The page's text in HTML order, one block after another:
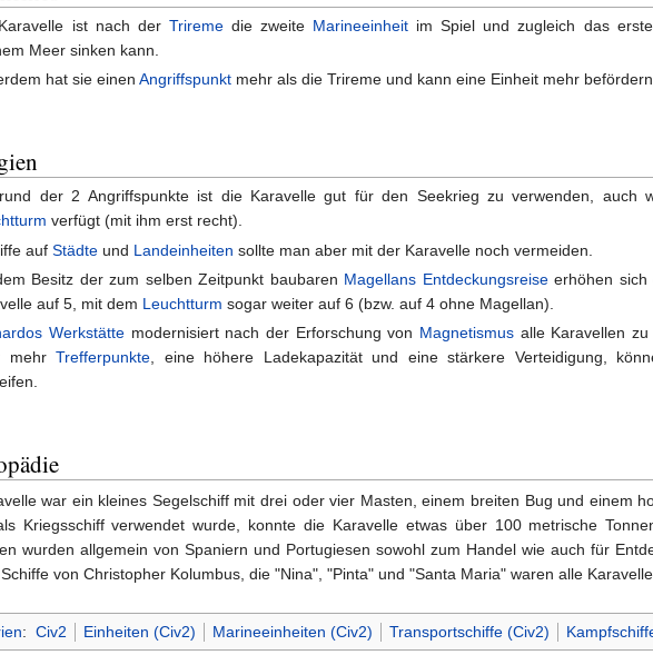
ist nach der Triremedie zweite Marineeinheit im Spiel und zugleich das
Meer sinken kann.
hat sie einenAngriffspunkt mehr als die Trireme und kann eine Einheit mehr
der 2 Angriffspunkte ist die Karavelle gut für den Seekrieg zu verwenden, auch
verfügt (mit ihm erst recht).
aufStädte und Landeinheiten sollte man aber mit der Karavelle noch vermeiden.
Besitz der zum selben Zeitpunkt baubaren Magellans Entdeckungsreiseerhöhen sich
auf 5, mit dem Leuchtturm sogar weiter auf 6 (bzw. auf 4 ohne Magellan).
Werkstätte modernisiert nach der Erforschung von Magnetismus alle Karavellen zu
mehrTrefferpunkte , eine höhere Ladekapazität und eine stärkere Verteidigung,
war ein kleines Segelschiff mit drei oder vier Masten, einem breiten Bug und einem
Kriegsschiff verwendet wurde, konnte die Karavelle etwas über 100 metrische
wurden allgemein von Spaniern und Portugiesen sowohl zum Handel wie auch für
von Christopher Kolumbus, die "Nina", "Pinta" und "Santa Maria" waren alle
: Civ2 Einheiten (Civ2) Marineeinheiten (Civ2) Transportschiffe (Civ2)